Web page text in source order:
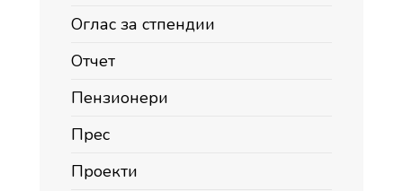
Оглас за стпендии
Отчет
Пензионери
Прес
Проекти